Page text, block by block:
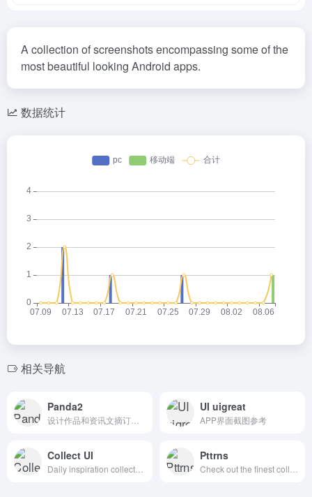
A collection of screenshots encompassing some of the
most beautiful looking Android apps.
数据统计
相关导航
Panda2 UI uigreat
APP界面截图参考
Collect UI Pttrns